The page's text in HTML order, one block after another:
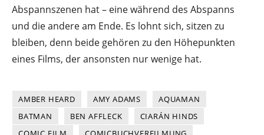
Abspannszenen hat – eine während des Abspanns
und die andere am Ende. Es lohnt sich, sitzen zu
bleiben, denn beide gehören zu den Höhepunkten
eines Films, der ansonsten nur wenige hat.
AMBER HEARD AMY ADAMS
AQUAMAN
BATMAN
BEN AFFLECK
CIARÁN HINDS